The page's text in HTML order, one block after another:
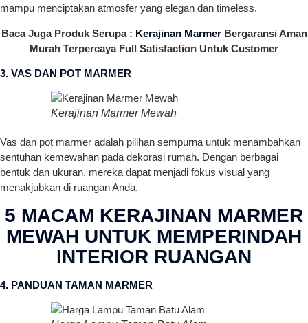
mampu menciptakan atmosfer yang elegan dan timeless.
Baca Juga Produk Serupa : Kerajinan MarmerBergaransi Aman
Murah Terpercaya Full Satisfaction Untuk Customer
3. VAS DAN POT MARMER
Kerajinan Marmer Mewah
Vas dan pot marmer adalah pilihan sempurna untuk menambahkan
sentuhan kemewahan pada dekorasi rumah. Dengan berbagai
bentuk dan ukuran, mereka dapat menjadi fokus visual yang
menakjubkan di ruangan Anda.
5 MACAM KERAJINAN MARMER
MEWAH UNTUK MEMPERINDAH
INTERIOR RUANGAN
4. PANDUAN TAMAN MARMER